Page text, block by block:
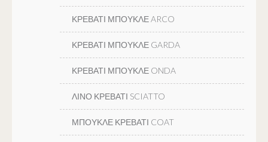
ΚΡΕΒΑΤΙ ΜΠΟΥΚΛΕ ARCO
ΚΡΕΒΑΤΙ ΜΠΟΥΚΛΕ GARDA
ΚΡΕΒΑΤΙ ΜΠΟΥΚΛΕ ONDA
ΛΙΝΟ ΚΡΕΒΑΤΙ SCIATTO
ΜΠΟΥΚΛΕ ΚΡΕΒΑΤΙ COAT